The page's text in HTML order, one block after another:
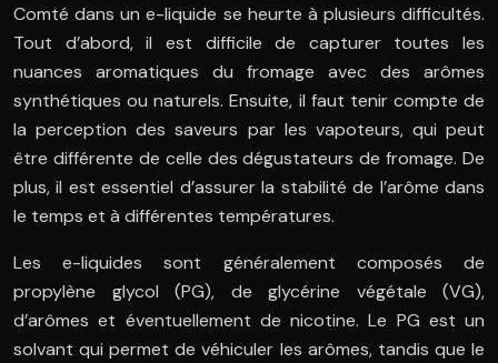
Comté dans un e-liquide se heurte à plusieurs difficultés.
Tout d’abord, il est difficile de capturer toutes les
nuances aromatiques du fromage avec des arômes
synthétiques ou naturels. Ensuite, il faut tenir compte de
la perception des saveurs par les vapoteurs, qui peut
être différente de celle des dégustateurs de fromage. De
plus, il est essentiel d’assurer la stabilité de l’arôme dans
le temps et à différentes températures.
Les e-liquides sont généralement composés de
propylène glycol (PG), de glycérine végétale (VG),
d’arômes et éventuellement de nicotine. Le PG est un
solvant qui permet de véhiculer les arômes, tandis que le